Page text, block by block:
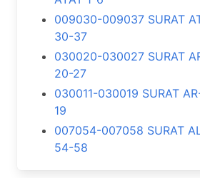
009030-009037 SURAT
30-37
030020-030027 SURAT
20-27
030011-030019 SURAT
19
007054-007058 SURAT
54-58